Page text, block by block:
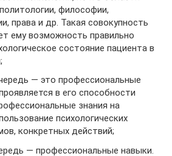
философии,
права и др. Такая совокупность
ему возможность правильно
состояние пациента в
— это профессиональные
в его способности
знания на
психологических
конкретных действий;
— профессиональные навыки.